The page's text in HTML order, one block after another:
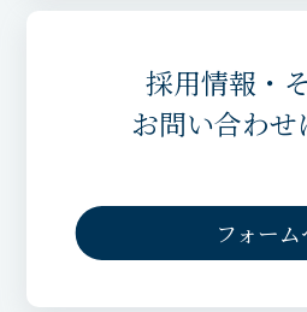
採用情報・
お問い合わせ
フォーム